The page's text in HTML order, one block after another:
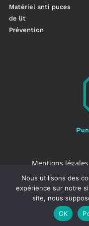
Matériel anti puces
de lit
Prévention
Mentions légales
Nous utilisons des
expérience sur notre
site, nous
OK
Optimized by
Turns on site high